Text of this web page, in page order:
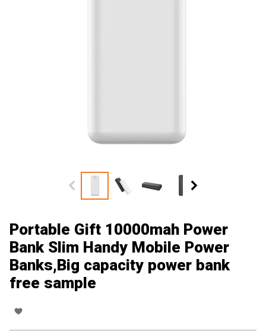
Portable Gift 10000mah Power
Bank Slim Handy Mobile Power
Banks,Big capacity power bank
free sample